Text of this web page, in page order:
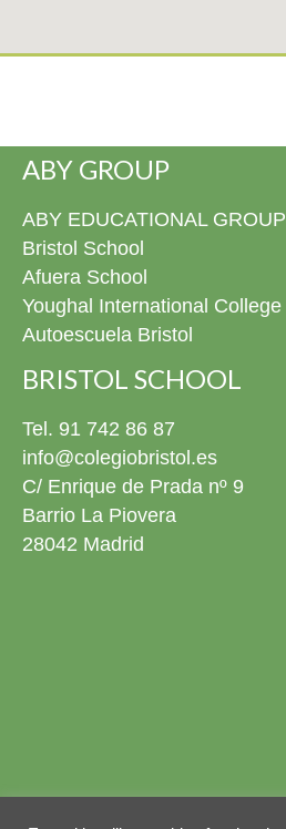
ABY GROUP
ABY EDUCATIONAL GROUP
Bristol School
Afuera School
Youghal International College
Autoescuela Bristol
BRISTOL SCHOOL
Tel. 91 742 86 87
info@colegiobristol.es
C/ Enrique de Prada nº 9
Barrio La Piovera
28042 Madrid